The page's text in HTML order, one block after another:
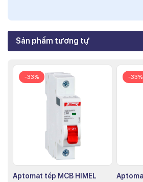
Sản phẩm tương tự
-33%
Aptomat tép MCB HIMEL
-33%